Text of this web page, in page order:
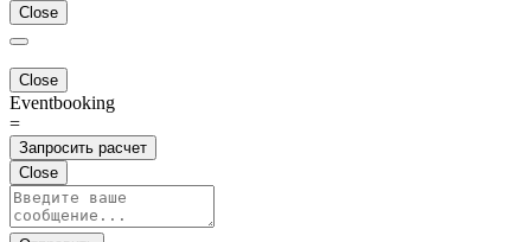
Close
Close
Eventbooking
=
Запросить расчет
Close